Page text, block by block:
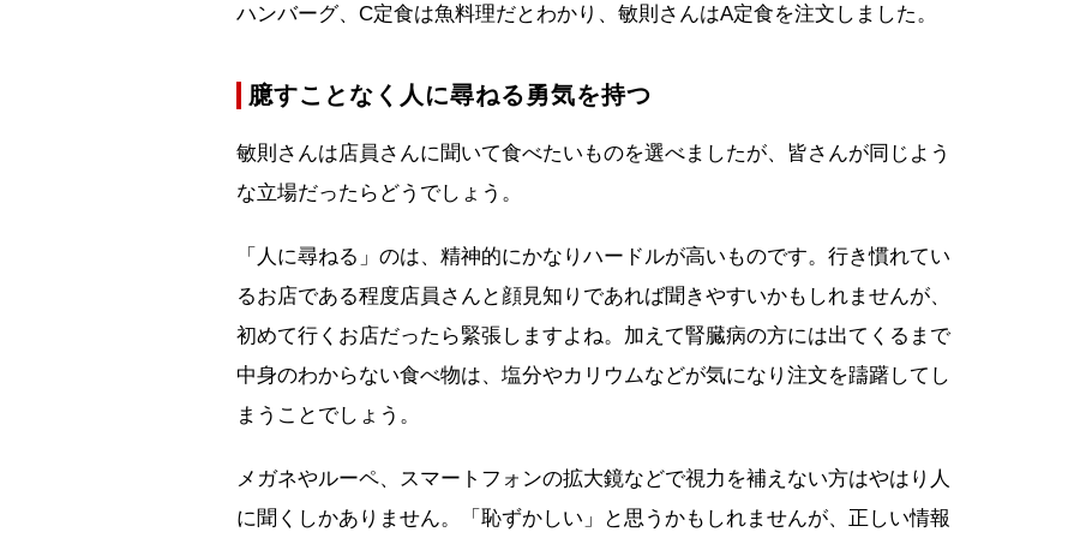
ハンバーグ、C定食は魚料理だとわかり、敏則さんはA定食を注文しました。
臆すことなく人に尋ねる勇気を持つ
敏則さんは店員さんに聞いて食べたいものを選べましたが、皆さんが同じよう
な立場だったらどうでしょう。
「人に尋ねる」のは、精神的にかなりハードルが高いものです。行き慣れてい
るお店である程度店員さんと顔見知りであれば聞きやすいかもしれませんが、
初めて行くお店だったら緊張しますよね。加えて腎臓病の方には出てくるまで
中身のわからない食べ物は、塩分やカリウムなどが気になり注文を躊躇してし
まうことでしょう。
メガネやルーペ、スマートフォンの拡大鏡などで視力を補えない方はやはり人
に聞くしかありません。「恥ずかしい」と思うかもしれませんが、正しい情報